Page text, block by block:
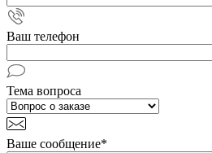
Ваш телефон
Тема вопроса
Ваше сообщение*